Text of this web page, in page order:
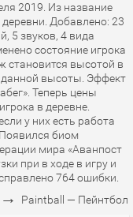
2019. Из название
Добавлено: 23
5 звуков, 4 вида
состояние игрока
становится высотой в
данной высоты. Эффект
Теперь цены
в деревне.
у них есть работа
биом
мира «Аванпост
при в ходе в игру и
764 ошибки.
→ Paintball — Пейнтбол